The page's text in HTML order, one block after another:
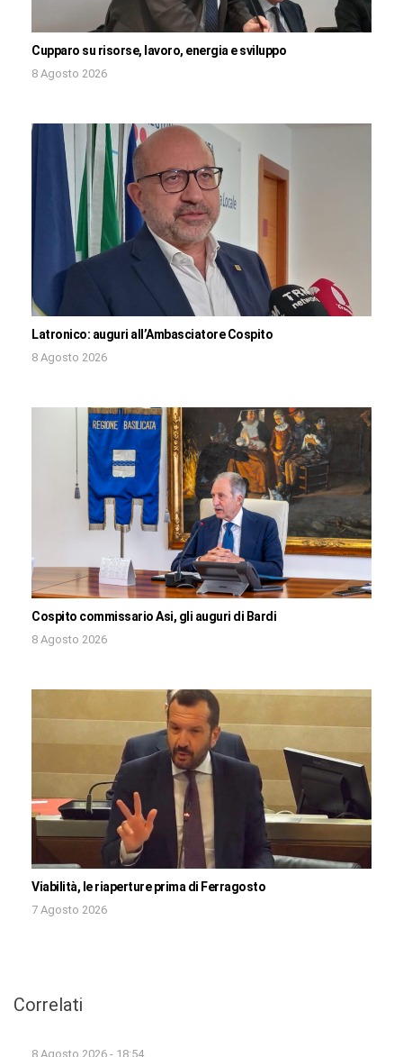
Cupparo su risorse, lavoro, energia e sviluppo
8 Agosto 2026
Latronico: auguri all’Ambasciatore Cospito
8 Agosto 2026
Cospito commissario Asi, gli auguri di Bardi
8 Agosto 2026
Viabilità, le riaperture prima di Ferragosto
7 Agosto 2026
Correlati
8 Agosto 2026 - 18:54